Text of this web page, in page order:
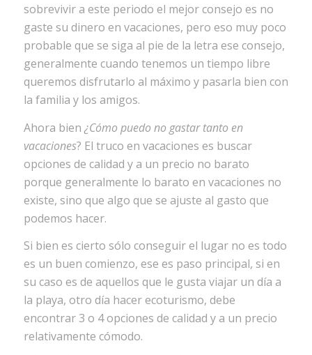
sobrevivir a este periodo el mejor consejo es no
gaste su dinero en vacaciones, pero eso muy poco
probable que se siga al pie de la letra ese consejo,
generalmente cuando tenemos un tiempo libre
queremos disfrutarlo al máximo y pasarla bien con
la familia y los amigos.
Ahora bien ¿Cómo puedo no gastar tanto en
vacaciones? El truco en vacaciones es buscar
opciones de calidad y a un precio no barato
porque generalmente lo barato en vacaciones no
existe, sino que algo que se ajuste al gasto que
podemos hacer.
Si bien es cierto sólo conseguir el lugar no es todo
es un buen comienzo, ese es paso principal, si en
su caso es de aquellos que le gusta viajar un día a
la playa, otro día hacer ecoturismo, debe
encontrar 3 o 4 opciones de calidad y a un precio
relativamente cómodo.